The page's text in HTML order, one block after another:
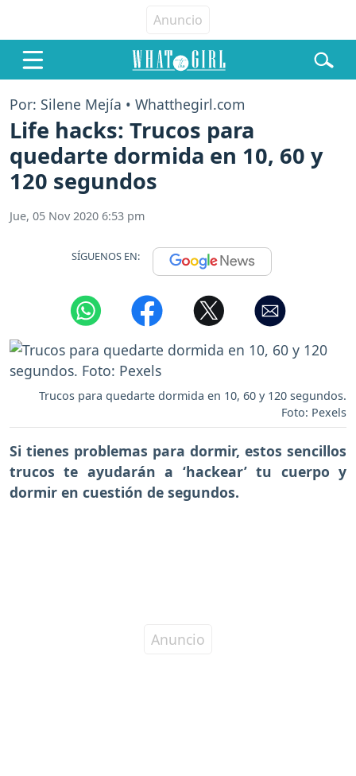
Por: Silene Mejía • Whatthegirl.com
Life hacks: Trucos para
quedarte dormida en 10, 60 y
120 segundos
Jue, 05 Nov 2020 6:53 pm
SÍGUENOS EN:
Trucos para quedarte dormida en 10, 60 y 120 segundos.
Foto: Pexels
Si tienes problemas para dormir, estos sencillos
trucos te ayudarán a ‘hackear’ tu cuerpo y
dormir en cuestión de segundos.